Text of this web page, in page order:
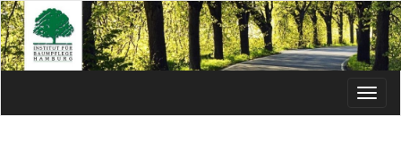
Menü